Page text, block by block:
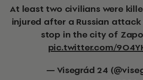
At least two civilians were killed and 15 others
injured after a Russian
stop in the city of
pic.twitter.com/
— Visegrád 24